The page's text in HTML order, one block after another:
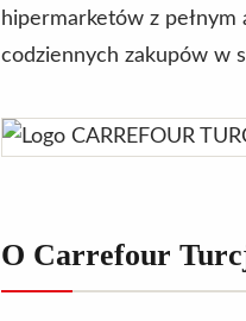
hipermarketów z
codziennych zakupów w
O Carrefour